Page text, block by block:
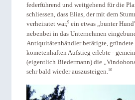
federführend und weitgehend für die
schliessen, dass Elias, der mit dem
verheiratet war,9 ein etwas „bunter
nebenbei in das Unternehmen
Antiquitätenhändler betätigte,
kometenhaften Aufstieg erlebte -
(eigentlich Biedermann) die
sehr bald wieder auszusteigen.10